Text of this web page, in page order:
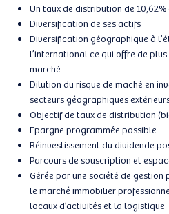
Un taux de distribution de 10,62%
Diversification de ses actifs
Diversification géographique à
l’international ce qui offre de
marché
Dilution du risque de maché en
secteurs géographiques
Objectif de taux de distribution
Epargne programmée possible
Réinvestissement du dividende
Parcours de souscription et
Gérée par une société de gestion
le marché immobilier
locaux d’activités et la logistique